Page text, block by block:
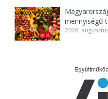
mennyiségű
2026.